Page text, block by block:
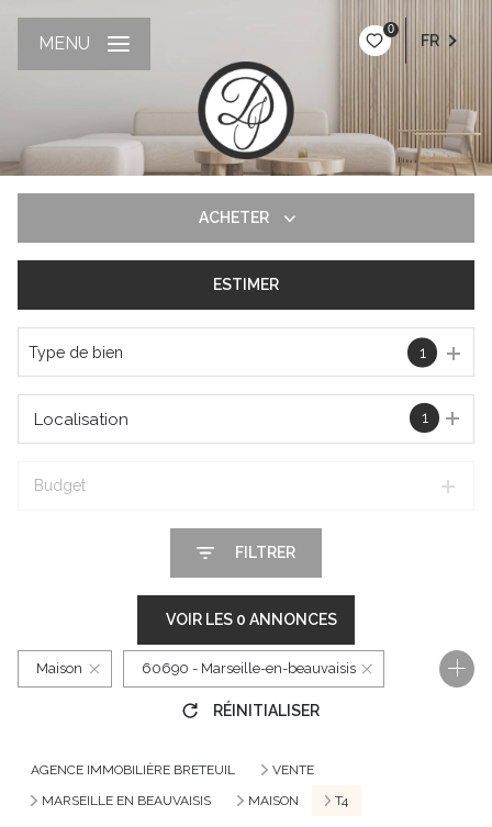
0
FR
MENU
ACHETER
ESTIMER
Type de bien 1
1
Localisation
Budget
FILTRER
VOIR LES 0 ANNONCES
Maison 60690 - Marseille-en-beauvaisis
RÉINITIALISER
AGENCE IMMOBILIÈRE BRETEUIL
VENTE
MARSEILLE EN BEAUVAISIS
MAISON T4